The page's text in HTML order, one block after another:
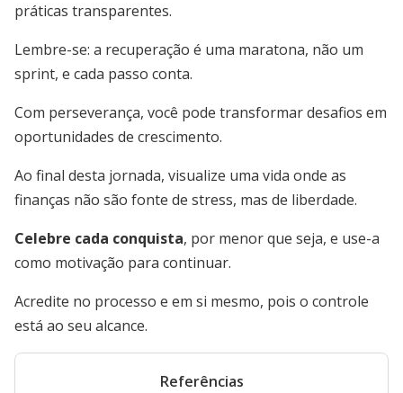
práticas transparentes.
Lembre-se: a recuperação é uma maratona, não um
sprint, e cada passo conta.
Com perseverança, você pode transformar desafios em
oportunidades de crescimento.
Ao final desta jornada, visualize uma vida onde as
finanças não são fonte de stress, mas de liberdade.
Celebre cada conquista, por menor que seja, e use-a
como motivação para continuar.
Acredite no processo e em si mesmo, pois o controle
está ao seu alcance.
Referências